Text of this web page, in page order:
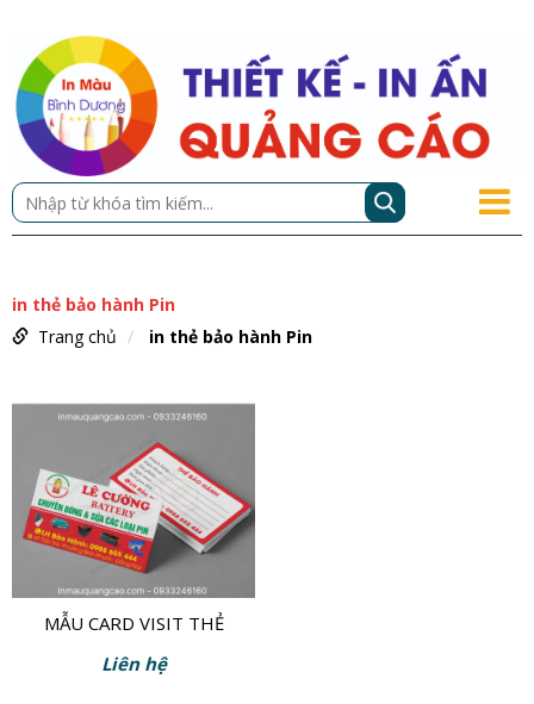
in thẻ bảo hành Pin
Trang chủ
in thẻ bảo hành Pin
MẪU CARD VISIT THẺ
BẢO HÀNH PIN
Liên hệ